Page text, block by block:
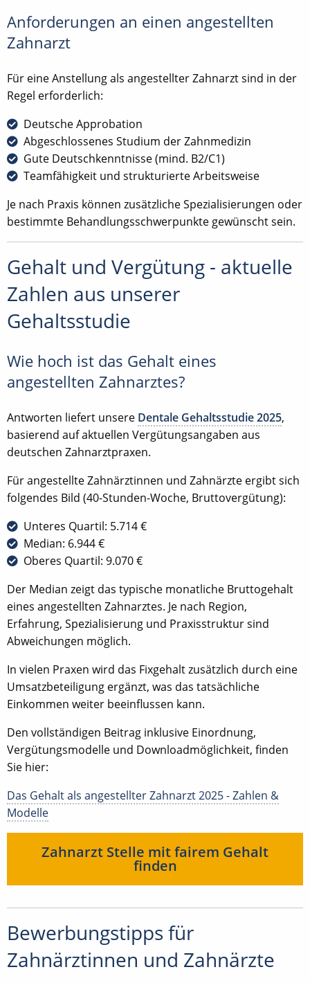
Anforderungen an einen angestellten
Zahnarzt
Für eine Anstellung als angestellter Zahnarzt sind in der
Regel erforderlich:
Deutsche Approbation
Abgeschlossenes Studium der Zahnmedizin
Gute Deutschkenntnisse (mind. B2/C1)
Teamfähigkeit und strukturierte Arbeitsweise
Je nach Praxis können zusätzliche Spezialisierungen oder
bestimmte Behandlungsschwerpunkte gewünscht sein.
Gehalt und Vergütung - aktuelle
Zahlen aus unserer
Gehaltsstudie
Wie hoch ist das Gehalt eines
angestellten Zahnarztes?
Antworten liefert unsere Dentale Gehaltsstudie 2025,
basierend auf aktuellen Vergütungsangaben aus
deutschen Zahnarztpraxen.
Für angestellte Zahnärztinnen und Zahnärzte ergibt sich
folgendes Bild (40-Stunden-Woche, Bruttovergütung):
Unteres Quartil: 5.714 €
Median: 6.944 €
Oberes Quartil: 9.070 €
Der Median zeigt das typische monatliche Bruttogehalt
eines angestellten Zahnarztes. Je nach Region,
Erfahrung, Spezialisierung und Praxisstruktur sind
Abweichungen möglich.
In vielen Praxen wird das Fixgehalt zusätzlich durch eine
Umsatzbeteiligung ergänzt, was das tatsächliche
Einkommen weiter beeinflussen kann.
Den vollständigen Beitrag inklusive Einordnung,
Vergütungsmodelle und Downloadmöglichkeit, finden
Sie hier:
Das Gehalt als angestellter Zahnarzt 2025 - Zahlen &
Modelle
Zahnarzt Stelle mit fairem Gehalt
finden
Bewerbungstipps für
Zahnärztinnen und Zahnärzte